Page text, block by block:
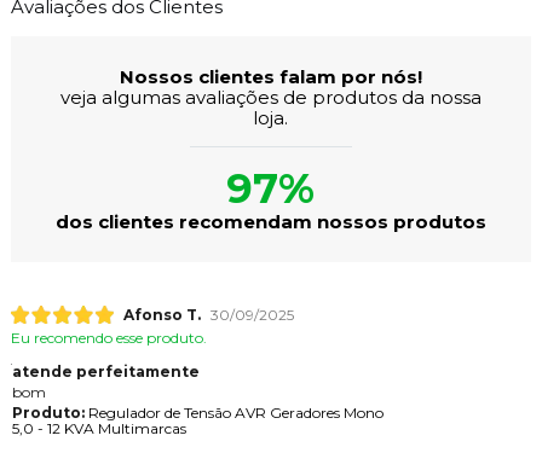
Avaliações dos Clientes
Nossos clientes falam por nós!
veja algumas avaliações de produtos da nossa
loja.
97%
dos clientes recomendam nossos produtos
Afonso T. 30/09/2025
Eu recomendo esse produto.
atende perfeitamente
bom
Produto:Regulador de Tensão AVR Geradores Mono
5,0 - 12 KVA Multimarcas